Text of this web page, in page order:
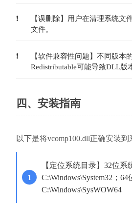
【误删除】用户在清理系统文
文件。
【软件兼容性问题】不同版本
Redistributable可能导致DLL版
四、安装指南
以下是将vcomp100.dll正确安装到
【定位系统目录】32位系
C:\Windows\System32；64
C:\Windows\SysWOW64